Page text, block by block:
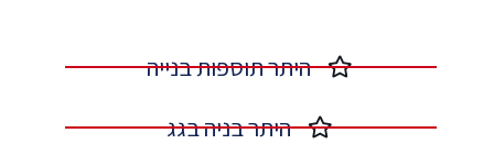
היתר תוספות בנייה​
היתר בניה בגג​